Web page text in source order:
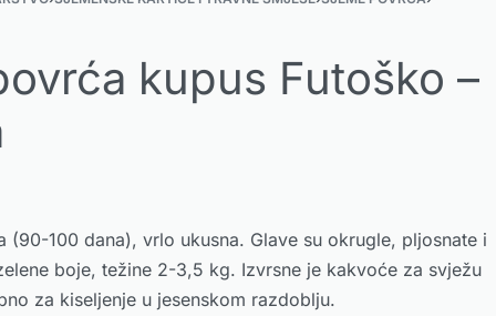
kupus Futoško –
(90-100 dana), vrlo ukusna. Glave su okrugle, pljosnate i
boje, težine 2-3,5 kg. Izvrsne je kakvoće za svježu
za kiseljenje u jesenskom razdoblju.